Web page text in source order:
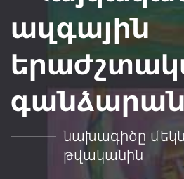
Երգի տիպը
Ենթաժանր
ազգային
նախագիծը
թվականին